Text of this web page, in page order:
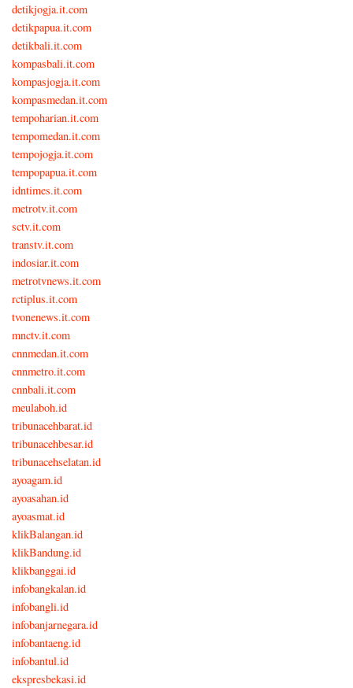
detikjogja.it.com
detikpapua.it.com
detikbali.it.com
kompasbali.it.com
kompasjogja.it.com
kompasmedan.it.com
tempoharian.it.com
tempomedan.it.com
tempojogja.it.com
tempopapua.it.com
idntimes.it.com
metrotv.it.com
sctv.it.com
transtv.it.com
indosiar.it.com
metrotvnews.it.com
rctiplus.it.com
tvonenews.it.com
mnctv.it.com
cnnmedan.it.com
cnnmetro.it.com
cnnbali.it.com
meulaboh.id
tribunacehbarat.id
tribunacehbesar.id
tribunacehselatan.id
ayoagam.id
ayoasahan.id
ayoasmat.id
klikBalangan.id
klikBandung.id
klikbanggai.id
infobangkalan.id
infobangli.id
infobanjarnegara.id
infobantaeng.id
infobantul.id
ekspresbekasi.id